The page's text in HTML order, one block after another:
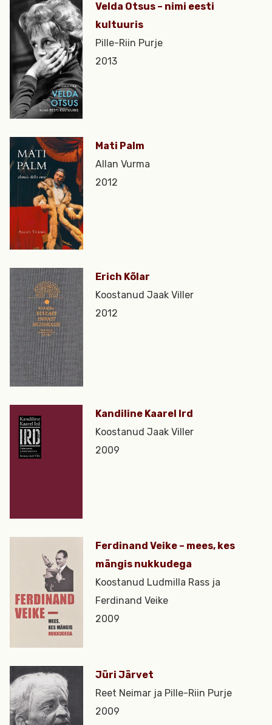
Velda Otsus – nimi eesti
kultuuris
Pille-Riin Purje
2013
Mati Palm
Allan Vurma
2012
Erich Kõlar
Koostanud Jaak Viller
2012
Kandiline Kaarel Ird
Koostanud Jaak Viller
2009
Ferdinand Veike – mees, kes
mängis nukkudega
Koostanud Ludmilla Rass ja
Ferdinand Veike
2009
Jüri Järvet
Reet Neimar ja Pille-Riin Purje
2009